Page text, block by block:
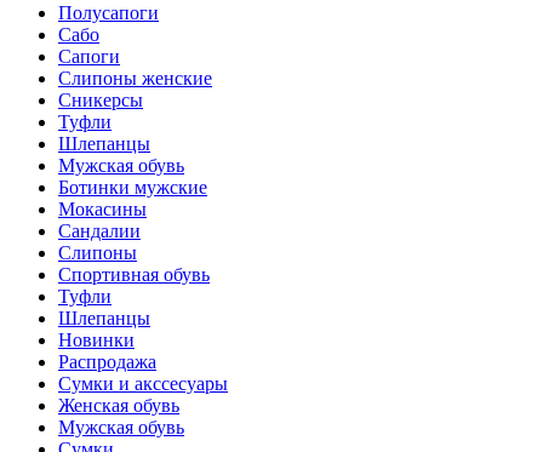
Полусапоги
Сабо
Сапоги
Слипоны женские
Сникерсы
Туфли
Шлепанцы
Мужская обувь
Ботинки мужские
Мокасины
Сандалии
Слипоны
Спортивная обувь
Туфли
Шлепанцы
Новинки
Распродажа
Сумки и акссесуары
Женская обувь
Мужская обувь